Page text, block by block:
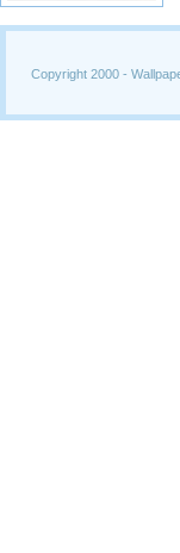
Copyright 2000 -